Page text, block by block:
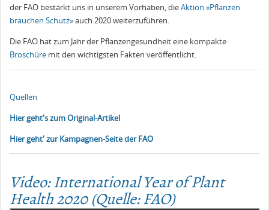
der FAO bestärkt uns in unserem Vorhaben, dieAktion «Pflanzen
brauchen Schutz»auch 2020 weiterzuführen.
Die FAO hat zum Jahr der Pflanzengesundheit eine kompakte
Broschüre mit den wichtigsten Fakten veröffentlicht.
Quellen
Hier geht's zum Original-Artikel
Hier geht' zur Kampagnen-Seite der FAO
Video: International Year of Plant
Health 2020 (Quelle: FAO)